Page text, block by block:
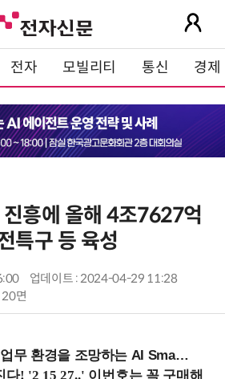
전자 모빌리티 통신 경제
흥에 올해 4조7627억
특구 등 육성
업데이트 : 2024-04-29 11:28
20면
하는 AI Smart Work Summit 2026 (9/11 코엑스)